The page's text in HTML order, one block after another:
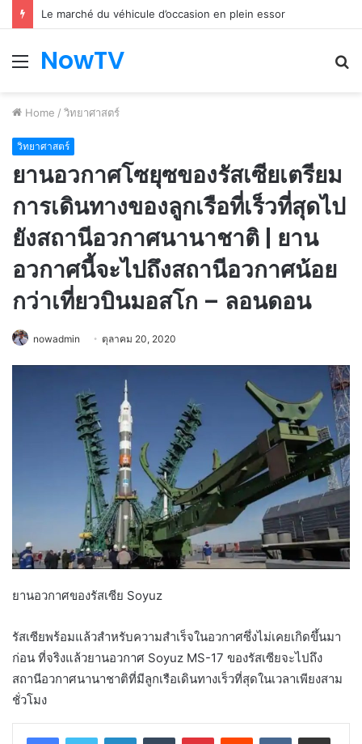
Le marché du véhicule d’occasion en plein essor
Menu
NowTV
Home / วิทยาศาสตร์
วิทยาศาสตร์
ยานอวกาศโซยุซของรัสเซียเตรียม
การเดินทางของลูกเรือที่เร็วที่สุดไป
ยังสถานีอวกาศนานาชาติ | ยาน
อวกาศนี้จะไปถึงสถานีอวกาศน้อย
กว่าเที่ยวบินมอสโก – ลอนดอน
nowadmin ตุลาคม 20, 2020
ยานอวกาศของรัสเซีย Soyuz
รัสเซียพร้อมแล้วสำหรับความสำเร็จในอวกาศซึ่งไม่เคยเกิดขึ้นมา
ก่อน ที่จริงแล้วยานอวกาศ Soyuz MS-17 ของรัสเซียจะไปถึง
สถานีอวกาศนานาชาติที่มีลูกเรือเดินทางเร็วที่สุดในเวลาเพียงสาม
ชั่วโมง
LinkedInTumblr PinterestReddit VKontakteShare via Email